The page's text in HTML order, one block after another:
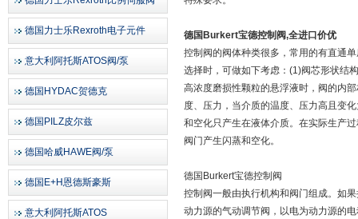
德国力士乐Rexroth电子元件
意大利阿托斯ATOS阀/泵
德国HYDAC贺德克
德国PILZ皮尔兹
德国哈威HAWE阀/泵
德国E+H恩德斯豪斯
意大利阿托斯ATOS
德国Burkert宝德控制阀,全进口价优
控制阀的阀体种类很多，常用的有直通
选择时，可做如下考虑：(1)阀芯形状结
高浓度磨损性颗粒的悬浮液时，阀的内
度、压力，当介质的温度、压力高且变
和空化只产生在液体介质。在实际生产
阀门产生闪蒸和空化。
德国Burkert宝德控制阀
控制阀一般由执行机构和阀门组成。如
动力源的气动调节阀，以电为动力源的